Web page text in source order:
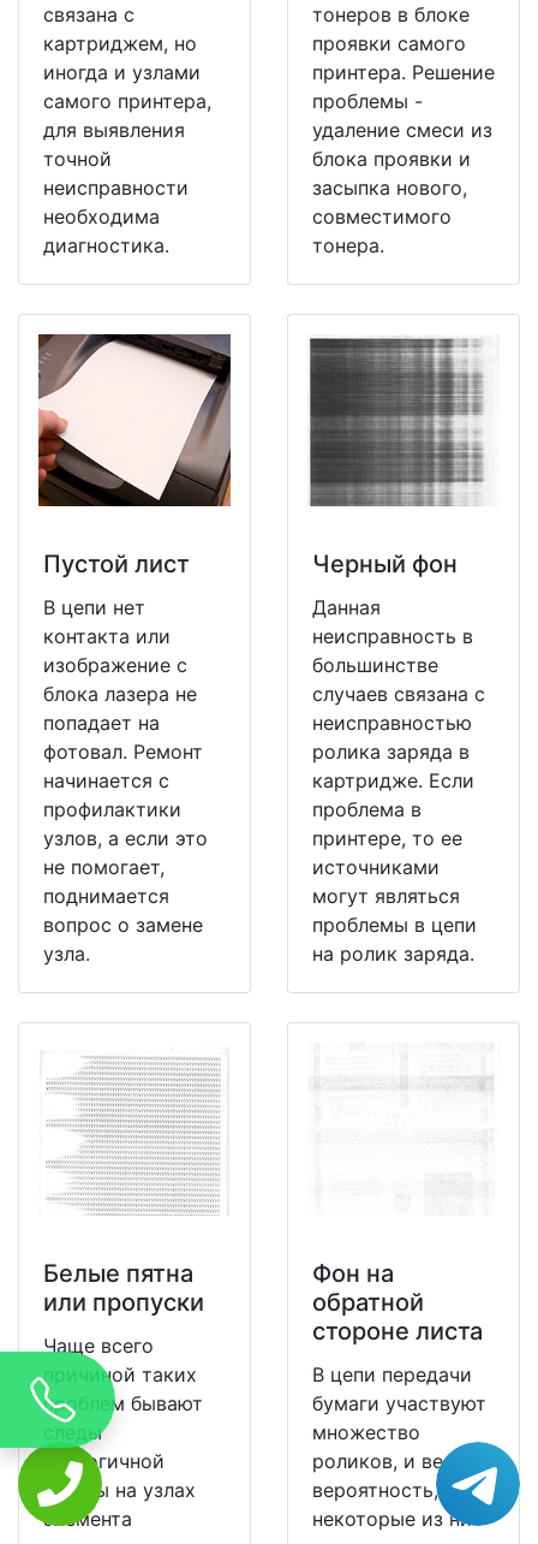
связана с
картриджем, но
иногда и узлами
самого принтера,
для выявления
точной
неисправности
необходима
диагностика.
тонеров в блоке
проявки самого
принтера. Решение
проблемы -
удаление смеси из
блока проявки и
засыпка нового,
совместимого
тонера.
Пустой лист
В цепи нет
контакта или
изображение с
блока лазера не
попадает на
фотовал. Ремонт
начинается с
профилактики
узлов, а если это
не помогает,
поднимается
вопрос о замене
узла.
Черный фон
Данная
неисправность в
большинстве
случаев связана с
неисправностью
ролика заряда в
картридже. Если
проблема в
принтере, то ее
источниками
могут являться
проблемы в цепи
на ролик заряда.
Белые пятна
или пропуски
Чаще всего
причиной таких
проблем бывают
следы
аналогичной
формы на узлах
элемента
Фон на
обратной
стороне листа
В цепи передачи
бумаги участвуют
множество
роликов, и велика
вероятность, что
некоторые из них